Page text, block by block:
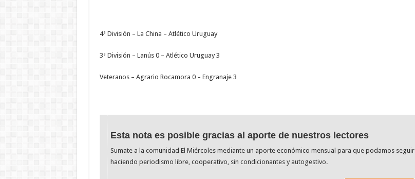
4ª División – La China – Atlético Uruguay
3ª División – Lanús 0 – Atlético Uruguay 3
Veteranos – Agrario Rocamora 0 – Engranaje 3
Esta nota es posible gracias al aporte de nuestros lectores
Sumate a la comunidad El Miércoles mediante un aporte económico mensual para que podamos seguir
haciendo periodismo libre, cooperativo, sin condicionantes y autogestivo.